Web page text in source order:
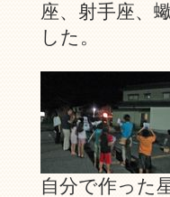
座、射手座、
した。
自分で作った